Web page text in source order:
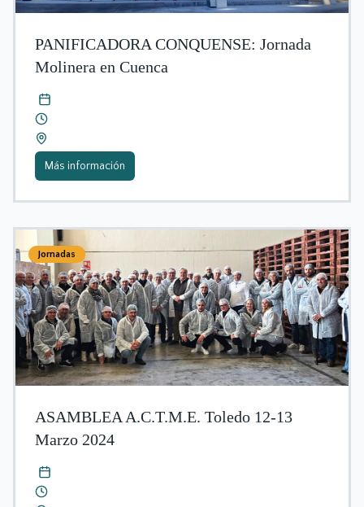
PANIFICADORA CONQUENSE: Jornada
Molinera en Cuenca
Más información
Jornadas
ASAMBLEA A.C.T.M.E. Toledo 12-13
Marzo 2024